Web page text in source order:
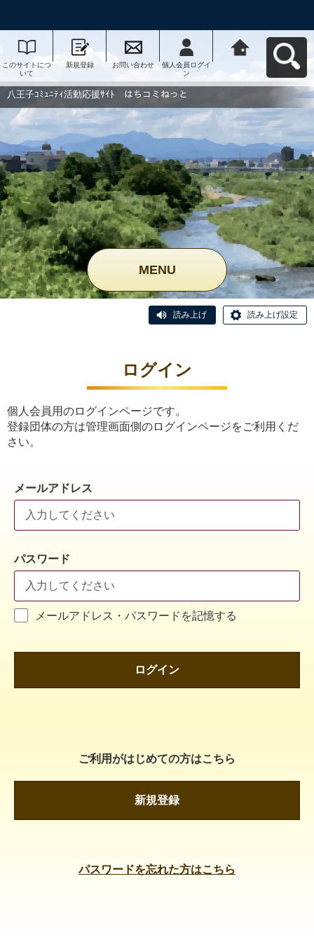
このサイトにつ
いて
新規登録 お問い合わせ
個人会員ログイ
ン
動応援ｻｲﾄ はち
コミねっとへ戻
八王子ｺﾐｭﾆﾃｨ活動応援ｻｲﾄ はちコミねっと
MENU
読み上げ 読み上げ設定
ログイン
個人会員用のログインページです。
登録団体の方は管理画面側のログインページをご利用くだ
さい。
メールアドレス
パスワード
メールアドレス・パスワードを記憶する
ログイン
ご利用がはじめての方はこちら
新規登録
パスワードを忘れた方はこちら